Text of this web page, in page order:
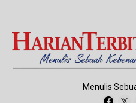
Menulis